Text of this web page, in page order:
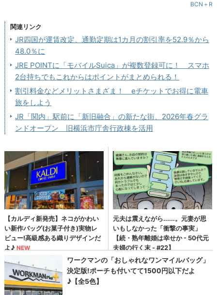
BCN＋R
関連リンク
JR四国が運賃改定、通勤定期は1カ月の割引率を52.9％から
48.0％に
JRE POINTに「モバイルSuica」が複数登録可に！ スマホ
2台持ちでもこれからはポイントがまとめられる！
割引料金などメリットさまざま！ eチケットでお得に電車
旅をしよう
JR「関内」駅前に「新旧融合」の新たな街、2026年春グラ
ンドオープン 旧横浜市庁舎行政棟を活用